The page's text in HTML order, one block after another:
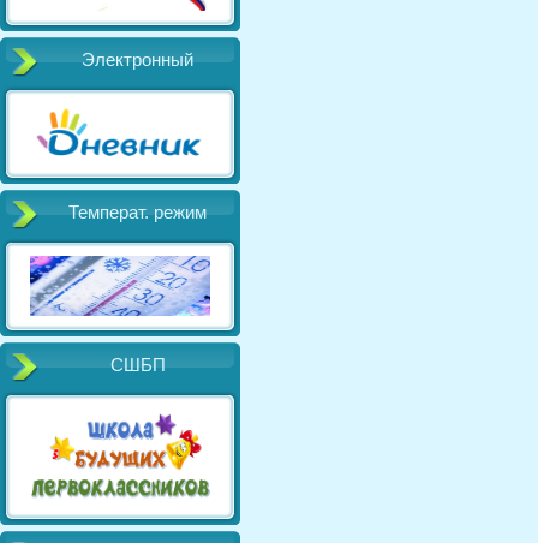
Электронный
Температ. режим
СШБП